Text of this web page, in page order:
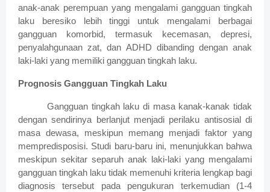
anak-anak perempuan yang mengalami gangguan tingkah
laku beresiko lebih tinggi untuk mengalami berbagai
gangguan komorbid, termasuk kecemasan, depresi,
penyalahgunaan zat, dan ADHD dibanding dengan anak
laki-laki yang memiliki gangguan tingkah laku.
Prognosis Gangguan Tingkah Laku
Gangguan tingkah laku di masa kanak-kanak tidak
dengan sendirinya berlanjut menjadi perilaku antisosial di
masa dewasa, meskipun memang menjadi faktor yang
mempredisposisi. Studi baru-baru ini, menunjukkan bahwa
meskipun sekitar separuh anak laki-laki yang mengalami
gangguan tingkah laku tidak memenuhi kriteria lengkap bagi
diagnosis tersebut pada pengukuran terkemudian (1-4